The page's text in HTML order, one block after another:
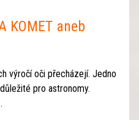
KOMET aneb
výročí oči přecházejí. Jedno
pro astronomy.